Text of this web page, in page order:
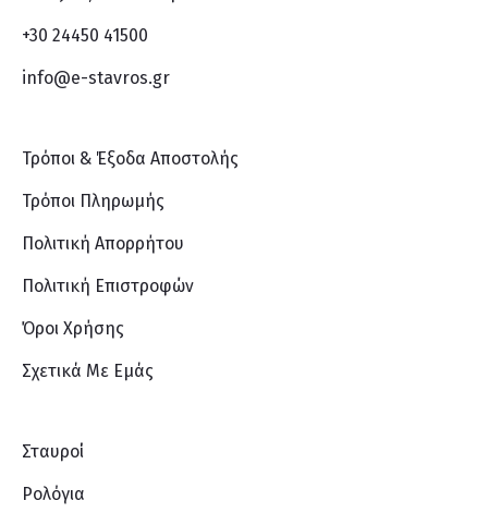
+30 24450 41500
info@e-stavros.gr
Τρόποι & Έξοδα Αποστολής
Τρόποι Πληρωμής
Πολιτική Απορρήτου
Πολιτική Επιστροφών
Όροι Χρήσης
Σχετικά Με Eμάς
Σταυροί
Ρολόγια